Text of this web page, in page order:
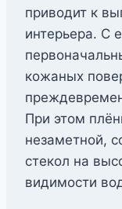
приводит к
интерьера. С
кожаных
При этом
незаметной,
стекол на
видимости